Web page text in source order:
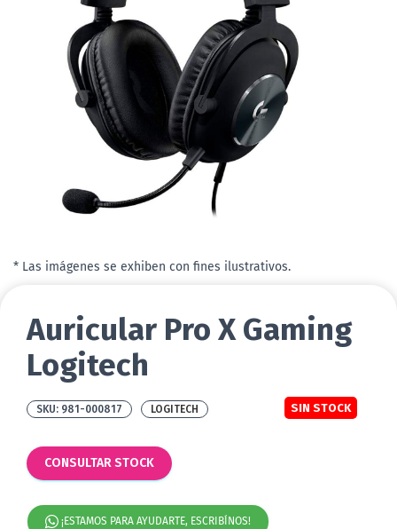
* Las imágenes se exhiben con fines ilustrativos.
Auricular Pro X Gaming
Logitech
981-000817 SIN STOCK
LOGITECH
CONSULTAR STOCK
¡ESTAMOS PARA AYUDARTE, ESCRIBÍNOS!